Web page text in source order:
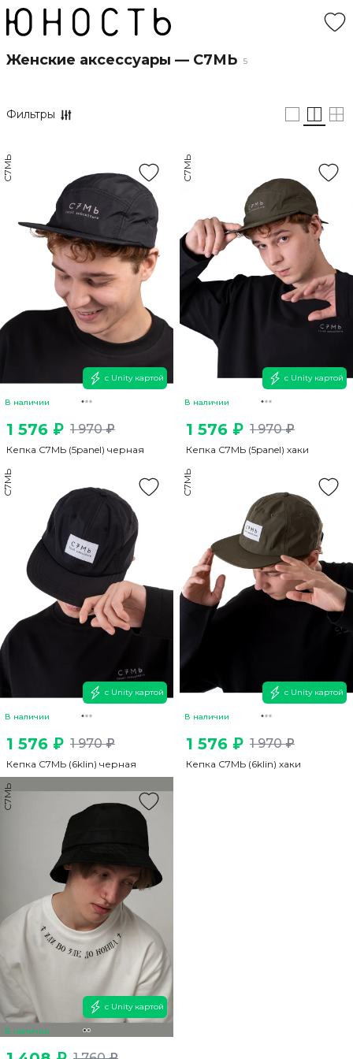
Женские аксессуары — С7МЬ 5
Фильтры
В наличии
С7МЬ
с Unity картой
1 576 ₽ 1 970 ₽
Кепка С7МЬ (5panel) черная
В наличии
С7МЬ
с Unity картой
1 576 ₽ 1 970 ₽
Кепка С7МЬ (5panel) хаки
В наличии
С7МЬ
с Unity картой
1 576 ₽ 1 970 ₽
Кепка С7МЬ (6klin) черная
В наличии
С7МЬ
с Unity картой
1 576 ₽ 1 970 ₽
Кепка С7МЬ (6klin) хаки
В наличии
С7МЬ
с Unity картой